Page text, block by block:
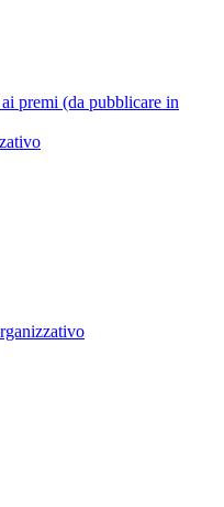
premi (da pubblicare in